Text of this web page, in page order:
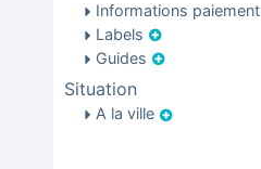
Informations paiement
Labels
Guides
Situation
A la ville